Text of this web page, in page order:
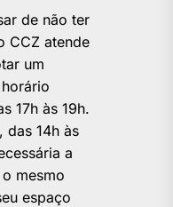
de não ter
CCZ atende
um
17h às 19h.
das 14h às
a
mesmo
espaço